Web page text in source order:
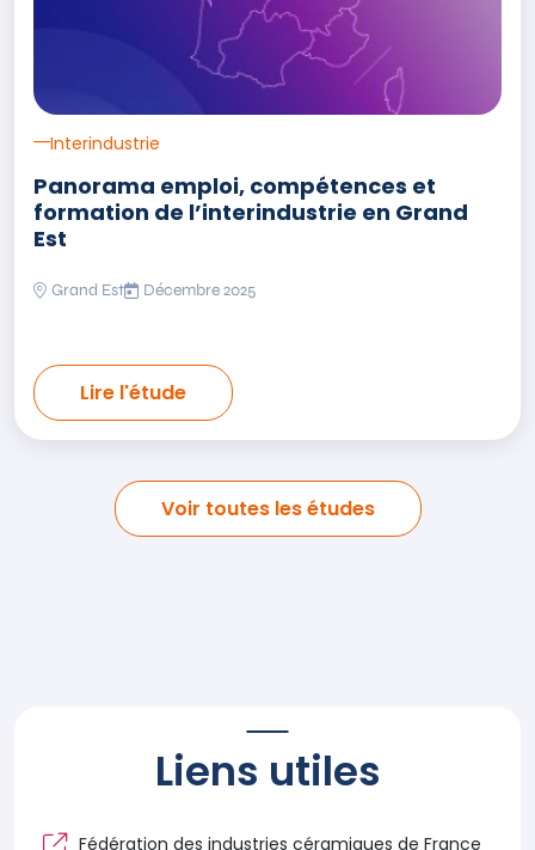
Interindustrie
Panorama emploi, compétences et
formation de l’interindustrie en Grand
Est
Grand Est Décembre 2025
Lire l'étude
Voir toutes les études
Liens utiles
Fédération des industries céramiques de France